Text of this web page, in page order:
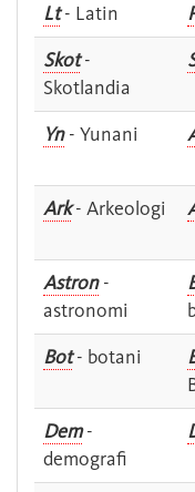
Lt- Latin
Skot-
Skotlandia
Yn- Yunani
Ark- Arkeologi
Astron-
astronomi
Bot- botani
Dem-
demografi